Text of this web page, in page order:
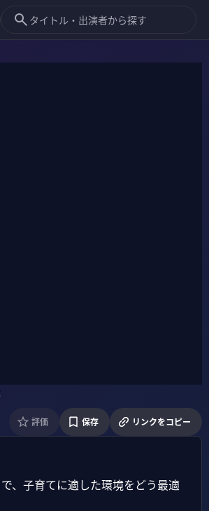
評価 保存 リンクをコピー
、子育てに適した環境をどう最適